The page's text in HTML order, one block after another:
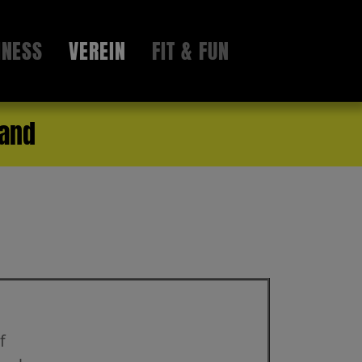
VEREIN FIT & FUN